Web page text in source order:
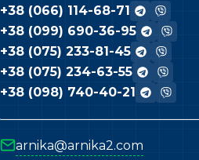
+38 (066) 114-68-71
+38 (099) 690-36-95
+38 (075) 233-81-45
+38 (075) 234-63-55
+38 (098) 740-40-21
arnika@arnika2.com